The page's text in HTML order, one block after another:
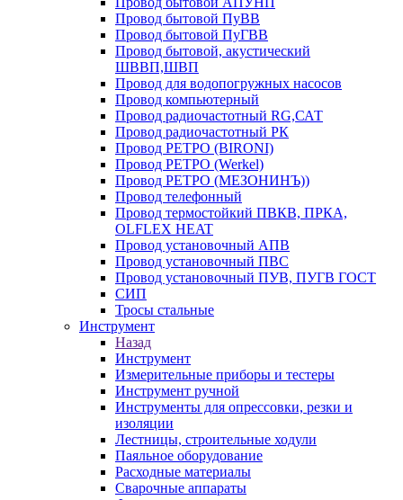
Провод бытовой ПуВВ
Провод бытовой ПуГВВ
Провод бытовой, акустический
ШВВП,ШВП
Провод для водопогружных насосов
Провод компьютерный
Провод радиочастотный RG,САТ
Провод радиочастотный РК
Провод РЕТРО (BIRONI)
Провод РЕТРО (Werkel)
Провод РЕТРО (МЕЗОНИНЪ))
Провод телефонный
Провод термостойкий ПВКВ, ПРКА,
OLFLEX HEAT
Провод установочный АПВ
Провод установочный ПВС
Провод установочный ПУВ, ПУГВ ГОСТ
СИП
Тросы стальные
Инструмент
Назад
Инструмент
Измерительные приборы и тестеры
Инструмент ручной
Инструменты для опрессовки, резки и
изоляции
Лестницы, строительные ходули
Паяльное оборудование
Расходные материалы
Сварочные аппараты